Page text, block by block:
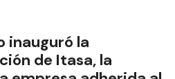
inauguró la
de Itasa, la